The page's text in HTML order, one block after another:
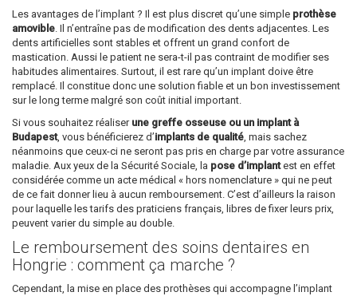
Les avantages de l’implant ? Il est plus discret qu’une simple prothèse
amovible. Il n’entraîne pas de modification des dents adjacentes. Les
dents artificielles sont stables et offrent un grand confort de
mastication. Aussi le patient ne sera-t-il pas contraint de modifier ses
habitudes alimentaires. Surtout, il est rare qu’un implant doive être
remplacé. Il constitue donc une solution fiable et un bon investissement
sur le long terme malgré son coût initial important.
Si vous souhaitez réaliser une greffe osseuse ou un implant à
Budapest, vous bénéficierez d’implants de qualité, mais sachez
néanmoins que ceux-ci ne seront pas pris en charge par votre assurance
maladie. Aux yeux de la Sécurité Sociale, la pose d’implantest en effet
considérée comme un acte médical « hors nomenclature » qui ne peut
de ce fait donner lieu à aucun remboursement. C’est d’ailleurs la raison
pour laquelle les tarifs des praticiens français, libres de fixer leurs prix,
peuvent varier du simple au double.
Le remboursement des soins dentaires en
Hongrie : comment ça marche ?
Cependant, la mise en place des prothèses qui accompagne l’implant